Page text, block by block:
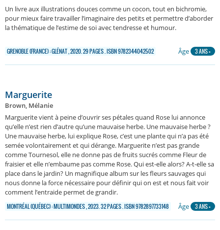
Un livre aux illustrations douces comme un cocon, tout en bichromie,
pour mieux faire travailler l’imaginaire des petits et permettre d’aborder
la thématique de l’estime de soi avec tendresse et humour.
GRENOBLE (FRANCE) : GLÉNAT , 2020. 29 PAGES . ISBN 9782344042502 Âge 3 ANS +
Marguerite
Brown, Mélanie
Marguerite vient à peine d’ouvrir ses pétales quand Rose lui annonce
qu’elle n’est rien d’autre qu’une mauvaise herbe. Une mauvaise herbe ?
Une mauvaise herbe, lui explique Rose, c’est une plante qui n’a pas été
semée volontairement et qui dérange. Marguerite n’est pas grande
comme Tournesol, elle ne donne pas de fruits sucrés comme Fleur de
fraisier et elle n’embaume pas comme Rose. Qui est-elle alors? A-t-elle sa
place dans le jardin? Un magnifique album sur les fleurs sauvages qui
nous donne la force nécessaire pour définir qui on est et nous fait voir
comment l’entraide permet de grandir.
MONTRÉAL (QUÉBEC) : MULTIMONDES , 2023. 32 PAGES . ISBN 9782897733148 Âge 3 ANS +